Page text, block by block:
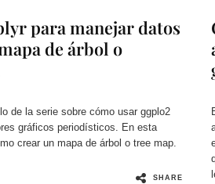
para manejar datos
de árbol o
de la serie sobre cómo usar ggplo2
gráficos periodísticos. En esta
crear un mapa de árbol o tree map.
SHARE